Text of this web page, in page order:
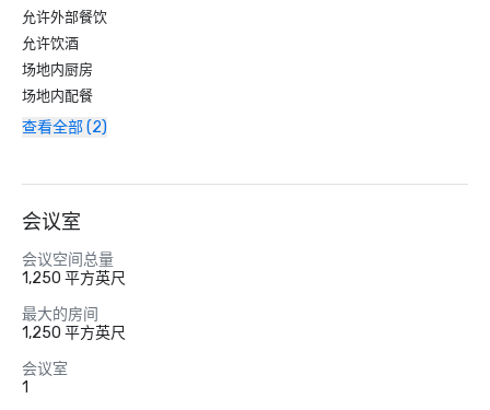
允许外部餐饮
允许饮酒
场地内厨房
场地内配餐
查看全部 (2)
会议室
会议空间总量
1,250 平方英尺
最大的房间
1,250 平方英尺
会议室
1